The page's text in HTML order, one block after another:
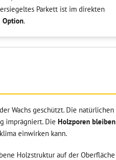
Parkett ist im direkten
Option.
Wachs geschützt. Die natürlichen
imprägniert. Die Holzporen bleiben
einwirken kann.
Holzstruktur auf der Oberfläche